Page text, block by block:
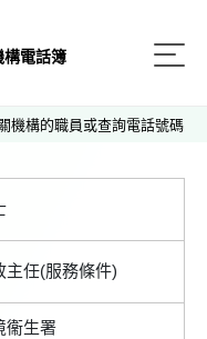
構電話簿
機構的職員或查詢電話號碼
主任(服務條件)
衞生署